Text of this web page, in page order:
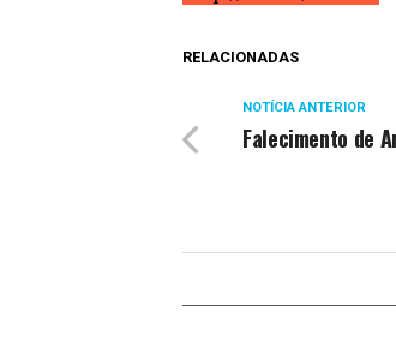
RELACIONADAS
NOTÍCIA ANTERIOR
Falecimento de